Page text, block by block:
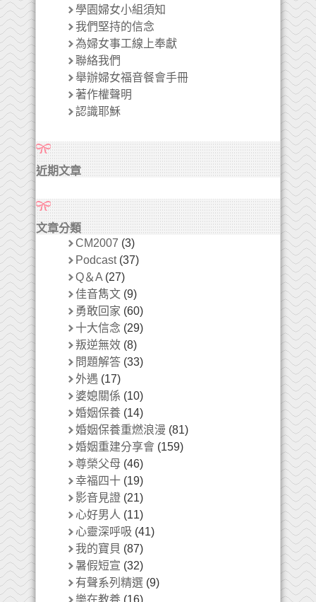
學園婦女小組須知
我們堅持的信念
為婦女事工線上奉獻
聯絡我們
舉辦婦女福音餐會手冊
著作權聲明
認識耶穌
近期文章
文章分類
CM2007 (3)
Podcast(37)
Q＆A (27)
佳音雋文 (9)
勇敢回家 (60)
十大信念 (29)
叛逆無效 (8)
問題解答 (33)
外遇 (17)
婆媳關係 (10)
婚姻保養 (14)
婚姻保養重燃浪漫 (81)
婚姻重建分享會 (159)
尊榮父母 (46)
幸福四十 (19)
影音見證 (21)
心好男人 (11)
心靈深呼吸 (41)
我的寶貝 (87)
暑假短宣 (32)
有聲系列精選 (9)
樂在教養 (16)